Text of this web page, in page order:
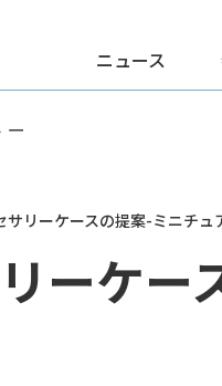
ー
ニュース
サリーケースの提案-ミニチュ
ーケー